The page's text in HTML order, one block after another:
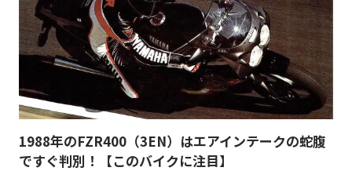
1988年のFZR400（3EN）はエアインテークの蛇腹
ですぐ判別！【このバイクに注目】